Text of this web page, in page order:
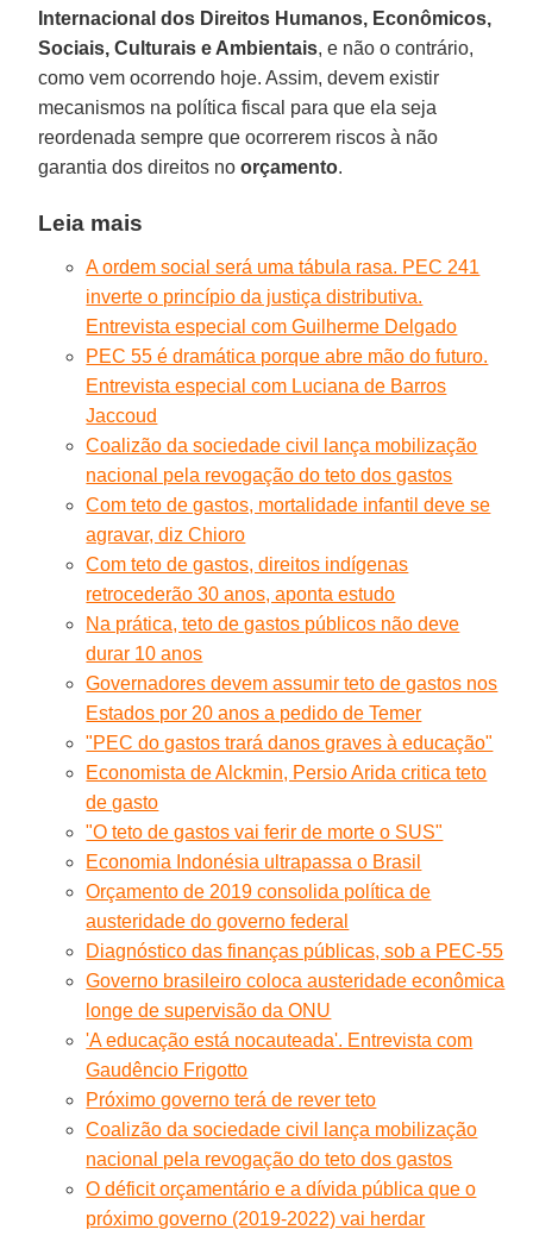
Internacional dos Direitos Humanos, Econômicos,
Sociais, Culturais e Ambientais, e não o contrário,
como vem ocorrendo hoje. Assim, devem existir
mecanismos na política fiscal para que ela seja
reordenada sempre que ocorrerem riscos à não
garantia dos direitos noorçamento.
Leia mais
A ordem social será uma tábula rasa. PEC 241
inverte o princípio da justiça distributiva.
Entrevista especial com Guilherme Delgado
PEC 55 é dramática porque abre mão do futuro.
Entrevista especial com Luciana de Barros
Jaccoud
Coalizão da sociedade civil lança mobilização
nacional pela revogação do teto dos gastos
Com teto de gastos, mortalidade infantil deve se
agravar, diz Chioro
Com teto de gastos, direitos indígenas
retrocederão 30 anos, aponta estudo
Na prática, teto de gastos públicos não deve
durar 10 anos
Governadores devem assumir teto de gastos nos
Estados por 20 anos a pedido de Temer
"PEC do gastos trará danos graves à educação"
Economista de Alckmin, Persio Arida critica teto
de gasto
"O teto de gastos vai ferir de morte o SUS"
Economia Indonésia ultrapassa o Brasil
Orçamento de 2019 consolida política de
austeridade do governo federal
Diagnóstico das finanças públicas, sob a PEC-55
Governo brasileiro coloca austeridade econômica
longe de supervisão da ONU
'A educação está nocauteada'. Entrevista com
Gaudêncio Frigotto
Próximo governo terá de rever teto
Coalizão da sociedade civil lança mobilização
nacional pela revogação do teto dos gastos
O déficit orçamentário e a dívida pública que o
próximo governo (2019-2022) vai herdar